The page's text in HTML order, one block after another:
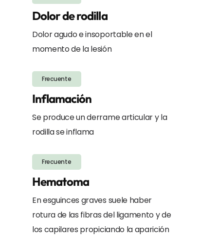
Dolor de rodilla
Dolor agudo e insoportable en el
momento de la lesión
Frecuente
Inflamación
Se produce un derrame articular y la
rodilla se inflama
Frecuente
Hematoma
En esguinces graves suele haber
rotura de las fibras del ligamento y de
los capilares propiciando la aparición